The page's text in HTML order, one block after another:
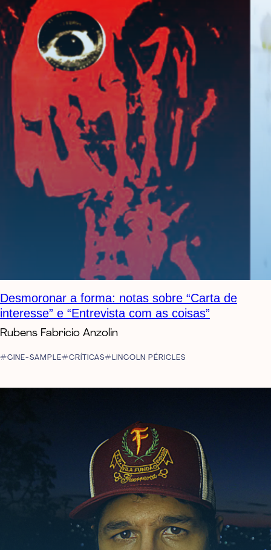
Desmoronar a forma: notas sobre “Carta de
interesse” e “Entrevista com as coisas”
Rubens Fabricio Anzolin
CINE-SAMPLE CRÍTICAS LINCOLN PÉRICLES